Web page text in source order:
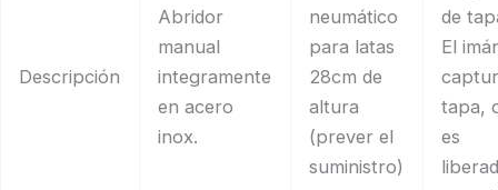
Descripción
Abridor
manual
integramente
en acero
inox.
neumático
para latas
28cm de
altura
(prever el
suministro)
de
El
tapa,
es